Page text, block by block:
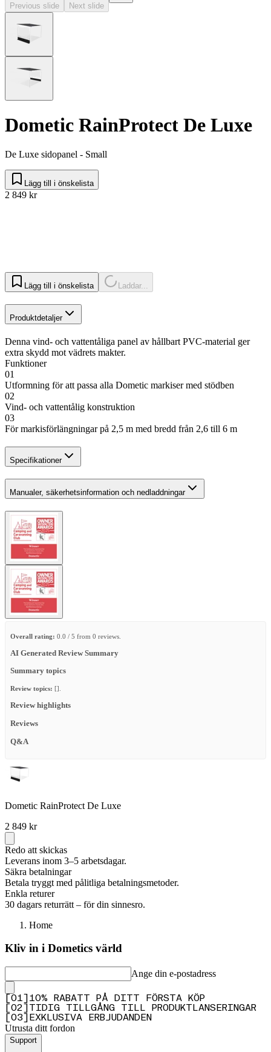
Previous slide Next slide
Dometic RainProtect De Luxe
De Luxe sidopanel - Small
Lägg till i önskelista
2 849 kr
Lägg till i önskelista Laddar...
Produktdetaljer
Denna vind- och vattentåliga panel av hållbart PVC-material ger
extra skydd mot vädrets makter.
Funktioner
01
Utformning för att passa alla Dometic markiser med stödben
02
Vind- och vattentålig konstruktion
03
För markisförlängningar på 2,5 m med bredd från 2,6 till 6 m
Specifikationer
Manualer, säkerhetsinformation och nedladdningar
Overall rating: 0.0 / 5 from 0 reviews.
AI Generated Review Summary
Summary topics
Review topics: [].
Review highlights
Reviews
Q&A
Dometic RainProtect De Luxe
2 849 kr
Redo att skickas
Leverans inom 3–5 arbetsdagar.
Säkra betalningar
Betala tryggt med pålitliga betalningsmetoder.
Enkla returer
30 dagars returrätt – för din sinnesro.
Home
Kliv in i Dometics värld
Ange din e-postadress
01
10% RABATT PÅ DITT FÖRSTA KÖP
02
TIDIG TILLGÅNG TILL PRODUKTLANSERINGAR
03 EXKLUSIVA ERBJUDANDEN
Utrusta ditt fordon
Support